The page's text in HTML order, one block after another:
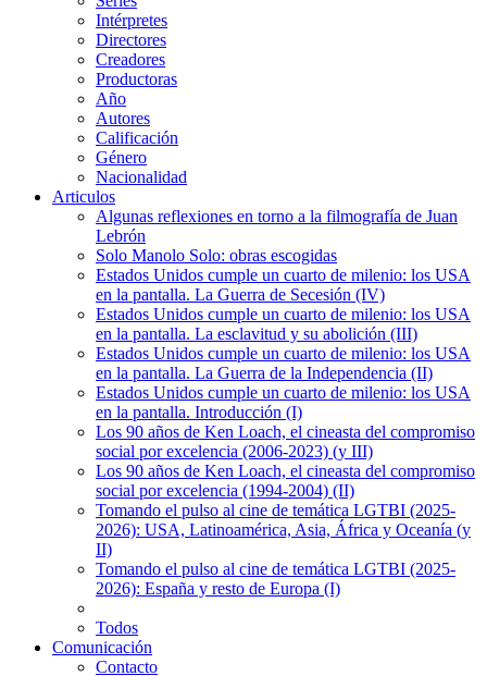
Intérpretes
Directores
Creadores
Productoras
Año
Autores
Calificación
Género
Nacionalidad
Articulos
Algunas reflexiones en torno a la filmografía de Juan
Lebrón
Solo Manolo Solo: obras escogidas
Estados Unidos cumple un cuarto de milenio: los USA
en la pantalla. La Guerra de Secesión (IV)
Estados Unidos cumple un cuarto de milenio: los USA
en la pantalla. La esclavitud y su abolición (III)
Estados Unidos cumple un cuarto de milenio: los USA
en la pantalla. La Guerra de la Independencia (II)
Estados Unidos cumple un cuarto de milenio: los USA
en la pantalla. Introducción (I)
Los 90 años de Ken Loach, el cineasta del compromiso
social por excelencia (2006-2023) (y III)
Los 90 años de Ken Loach, el cineasta del compromiso
social por excelencia (1994-2004) (II)
Tomando el pulso al cine de temática LGTBI (2025-
2026): USA, Latinoamérica, Asia, África y Oceanía (y
II)
Tomando el pulso al cine de temática LGTBI (2025-
2026): España y resto de Europa (I)
Todos
Comunicación
Contacto